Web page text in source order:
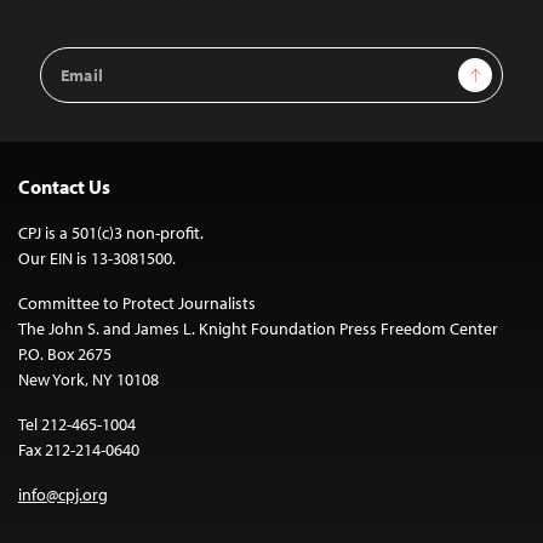
Email
Address
Sign Up
Contact Us
CPJ is a 501(c)3 non-profit.
Our EIN is 13-3081500.
Committee to Protect Journalists
The John S. and James L. Knight Foundation Press Freedom Center
P.O. Box 2675
New York, NY 10108
Tel 212-465-1004
Fax 212-214-0640
info@cpj.org